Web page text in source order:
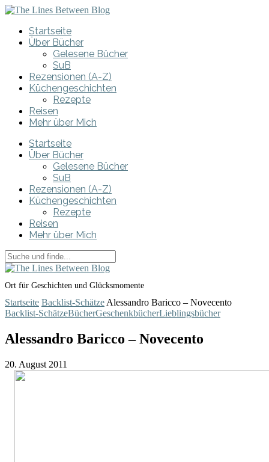
Startseite
Über Bücher
Gelesene Bücher
SuB
Rezensionen (A-Z)
Küchengeschichten
Rezepte
Reisen
Mehr über Mich
Startseite
Über Bücher
Gelesene Bücher
SuB
Rezensionen (A-Z)
Küchengeschichten
Rezepte
Reisen
Mehr über Mich
Ort für Geschichten und Glücksmomente
Startseite Backlist-Schätze Alessandro Baricco – Novecento
Backlist-SchätzeBücherGeschenkbücherLieblingsbücher
Alessandro Baricco – Novecento
20. August 2011